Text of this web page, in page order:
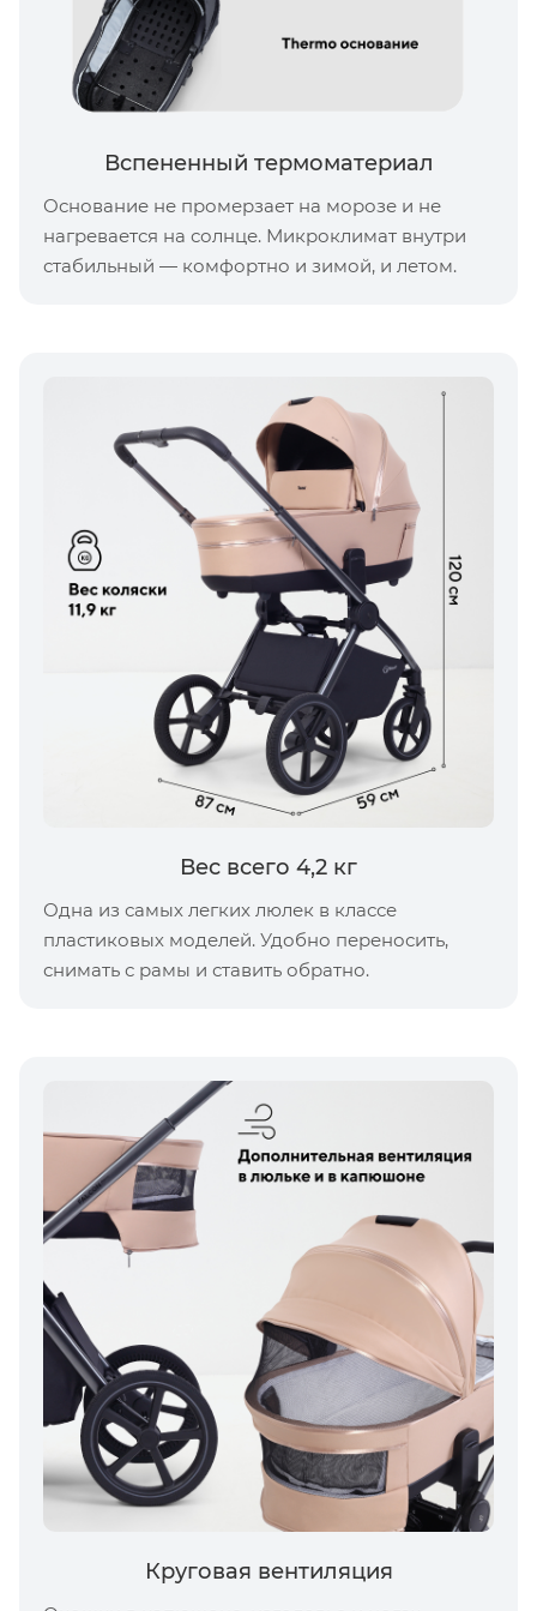
Вспененный термоматериал
Основание не промерзает на морозе и не
нагревается на солнце. Микроклимат внутри
стабильный — комфортно и зимой, и летом.
Вес всего 4,2 кг
Одна из самых легких люлек в классе
пластиковых моделей. Удобно переносить,
снимать с рамы и ставить обратно.
Круговая вентиляция